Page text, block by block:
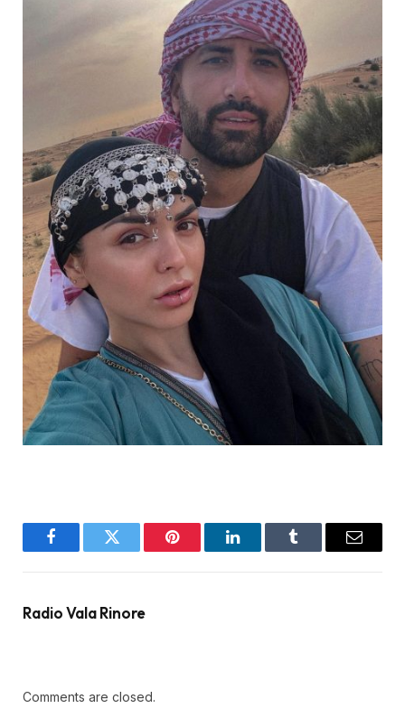
FacebookTwitter Pinterest LinkedInTumblr Email
Radio Vala Rinore
Comments are closed.